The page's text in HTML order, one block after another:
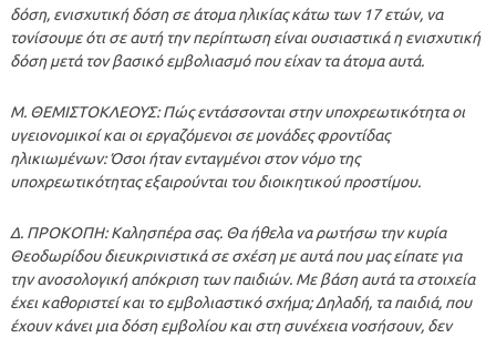
δόση, ενισχυτική δόση σε άτομα ηλικίας κάτω των 17 ετών, να
τονίσουμε ότι σε αυτή την περίπτωση είναι ουσιαστικά η ενισχυτική
δόση μετά τον βασικό εμβολιασμό που είχαν τα άτομα αυτά.
Μ. ΘΕΜΙΣΤΟΚΛΕΟΥΣ: Πώς εντάσσονται στην υποχρεωτικότητα οι
υγειονομικοί και οι εργαζόμενοι σε μονάδες φροντίδας
ηλικιωμένων: Όσοι ήταν ενταγμένοι στον νόμο της
υποχρεωτικότητας εξαιρούνται του διοικητικού προστίμου.
Δ. ΠΡΟΚΟΠΗ: Καλησπέρα σας. Θα ήθελα να ρωτήσω την κυρία
Θεοδωρίδου διευκρινιστικά σε σχέση με αυτά που μας είπατε για
την ανοσολογική απόκριση των παιδιών. Με βάση αυτά τα στοιχεία
έχει καθοριστεί και το εμβολιαστικό σχήμα; Δηλαδή, τα παιδιά, που
έχουν κάνει μια δόση εμβολίου και στη συνέχεια νοσήσουν, δεν